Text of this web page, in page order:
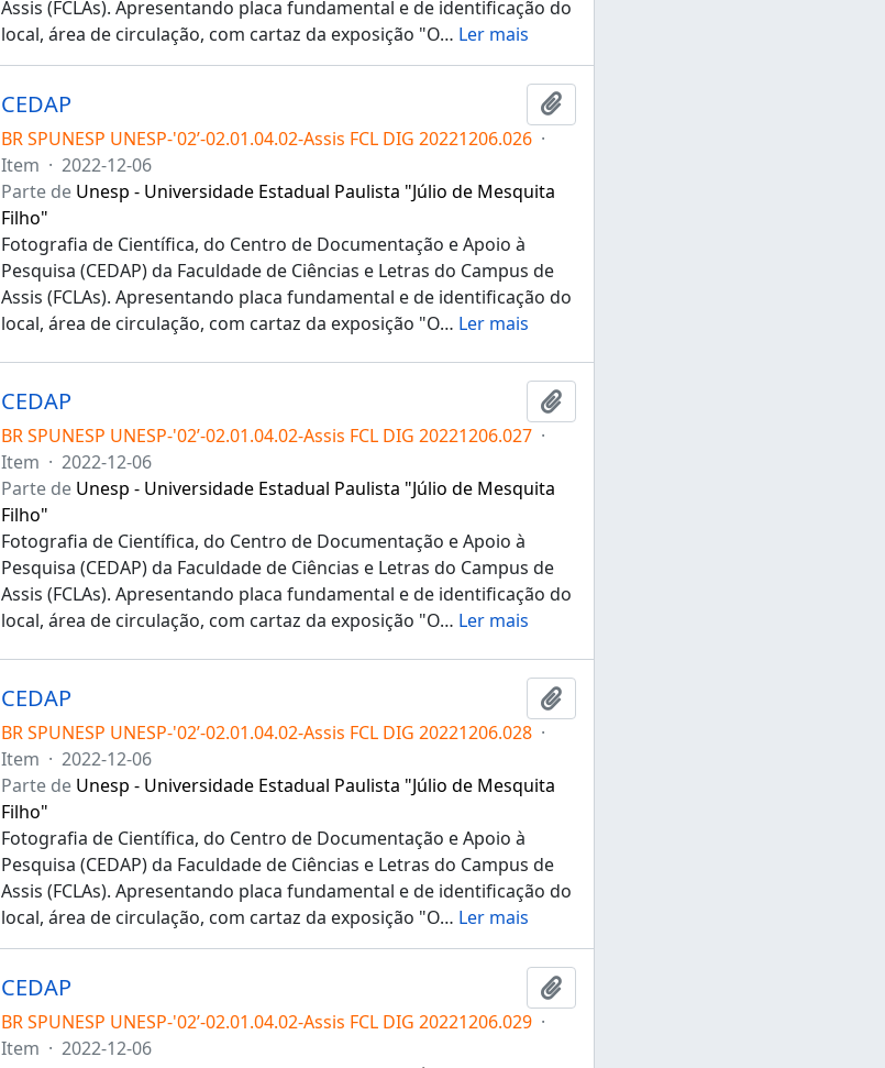
Assis (FCLAs). Apresentando placa fundamental e de identificação do
local, área de circulação, com cartaz da exposição "O… Ler mais
CEDAP
Adicionar a área de transferência
BR SPUNESP UNESP-'02’-02.01.04.02-Assis FCL DIG 20221206.026 ·
Item · 2022-12-06
Parte de Unesp - Universidade Estadual Paulista "Júlio de Mesquita
Filho"
Fotografia de Científica, do Centro de Documentação e Apoio à
Pesquisa (CEDAP) da Faculdade de Ciências e Letras do Campus de
Assis (FCLAs). Apresentando placa fundamental e de identificação do
local, área de circulação, com cartaz da exposição "O… Ler mais
CEDAP
Adicionar a área de transferência
BR SPUNESP UNESP-'02’-02.01.04.02-Assis FCL DIG 20221206.027 ·
Item · 2022-12-06
Parte de Unesp - Universidade Estadual Paulista "Júlio de Mesquita
Filho"
Fotografia de Científica, do Centro de Documentação e Apoio à
Pesquisa (CEDAP) da Faculdade de Ciências e Letras do Campus de
Assis (FCLAs). Apresentando placa fundamental e de identificação do
local, área de circulação, com cartaz da exposição "O… Ler mais
CEDAP
Adicionar a área de transferência
BR SPUNESP UNESP-'02’-02.01.04.02-Assis FCL DIG 20221206.028 ·
Item · 2022-12-06
Parte de Unesp - Universidade Estadual Paulista "Júlio de Mesquita
Filho"
Fotografia de Científica, do Centro de Documentação e Apoio à
Pesquisa (CEDAP) da Faculdade de Ciências e Letras do Campus de
Assis (FCLAs). Apresentando placa fundamental e de identificação do
local, área de circulação, com cartaz da exposição "O… Ler mais
CEDAP
Adicionar a área de transferência
BR SPUNESP UNESP-'02’-02.01.04.02-Assis FCL DIG 20221206.029 ·
Item · 2022-12-06